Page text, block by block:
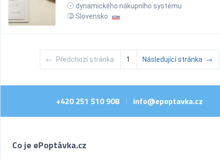
dynamického nákupního systému
Slovensko
← Předchozí stránka 1 Následující stránka →
+420 251 510 908 | info@epoptavka.cz
Co je ePoptávka.cz